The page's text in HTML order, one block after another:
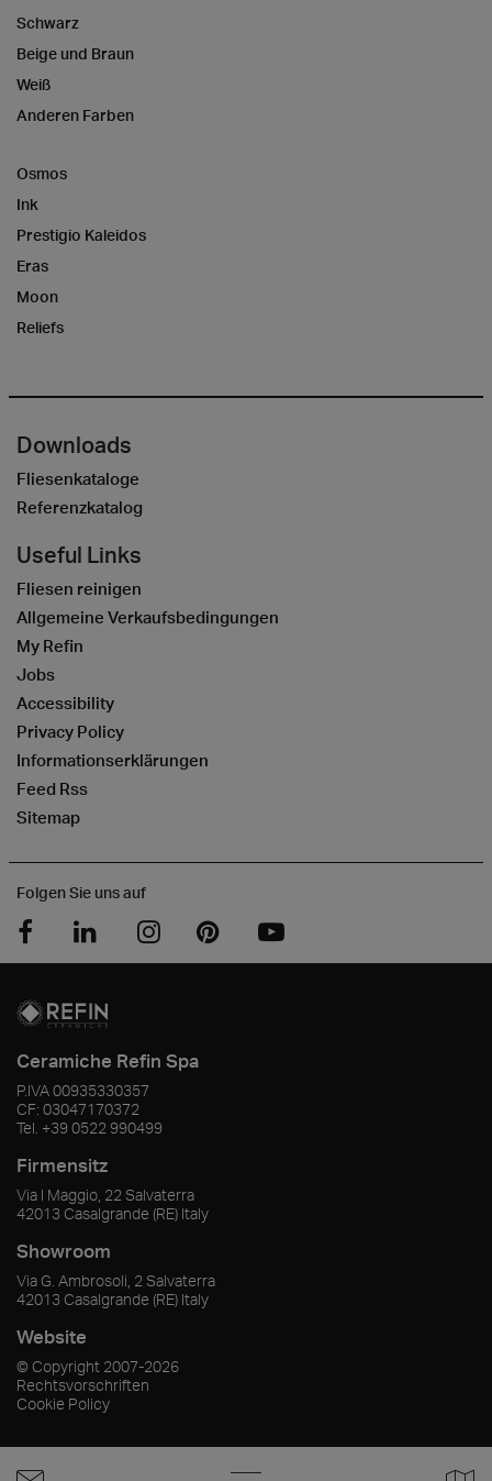
Schwarz
Beige und Braun
Weiß
Anderen Farben
Osmos
Ink
Prestigio Kaleidos
Eras
Moon
Reliefs
Downloads
Fliesenkataloge
Referenzkatalog
Useful Links
Fliesen reinigen
Allgemeine Verkaufsbedingungen
My Refin
Jobs
Accessibility
Privacy Policy
Informationserklärungen
Feed Rss
Sitemap
Folgen Sie uns auf
Ceramiche Refin Spa
P.IVA00935330357
CF: 03047170372
Tel. +39 0522 990499
Firmensitz
Via I Maggio, 22 Salvaterra
42013 Casalgrande (RE) Italy
Showroom
Via G. Ambrosoli, 2 Salvaterra
42013 Casalgrande (RE) Italy
Website
© Copyright 2007-2026
Rechtsvorschriften
Cookie Policy